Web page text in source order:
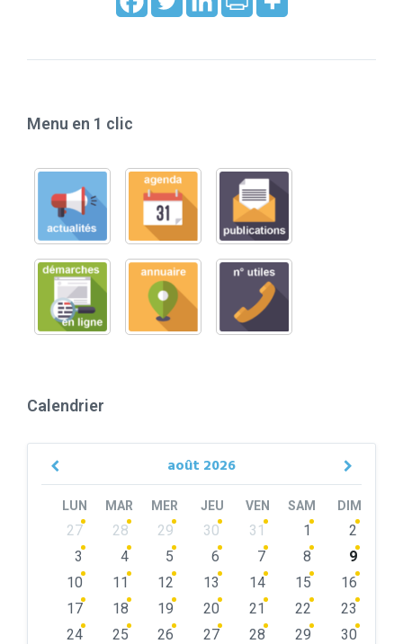
Menu en 1 clic
Calendrier
août 2026
Previous
LUN MAR MER JEU VEN SAM DIM
Skip
calendar
27 28 29 30 31 1
2
3
4 5 6 7 8
9
10
11 12 13 14 15
16
17
18 19 20 21 22
23
24
25 26 27 28 29
30